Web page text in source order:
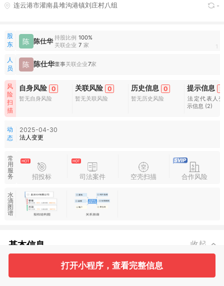
连云港市灌南县堆沟港镇刘庄村八组 -
股
东
陈 陈仕华 持股比例 100%
关联企业 7 家 1
人
员
陈 陈仕华董事关联企业7家
风
险
扫
描
自身风险 0
暂无自身风险
关联风险 0
暂无关联风险
历史信息 0
暂无历史风险
提示信息 2
法定代表人
示信息 (2)
动
态
2025-04-30
法人变更
常
用
服
务
招投标 司法案件 空壳扫描 合作风险
水
滴
图
谱
基本信息 收起
1 1
打开小程序，查看完整信息